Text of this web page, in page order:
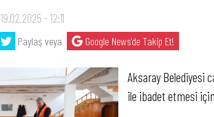
19.02.2025 - 12:11
Paylaş veya Google News'de Takip Et!
Aksaray Belediyesi
ile ibadet etmesi